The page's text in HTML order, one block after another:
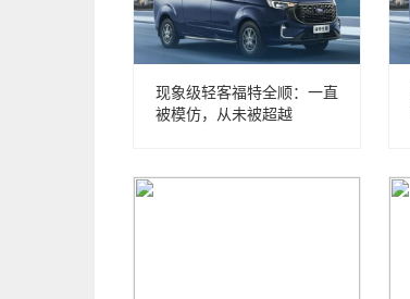
现象级轻客福特全顺：一直
被模仿，从未被超越